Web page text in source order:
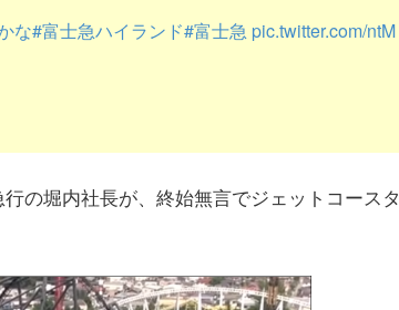
な#富士急ハイランド#富士急 pic.twitter.com/ntM
の堀内社長が、終始無言でジェットコースタ